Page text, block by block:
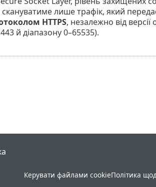
лише трафік, який
HTTPS, незалежно від
й діапазону 0–65535).
Керувати файлами cookieПолітика